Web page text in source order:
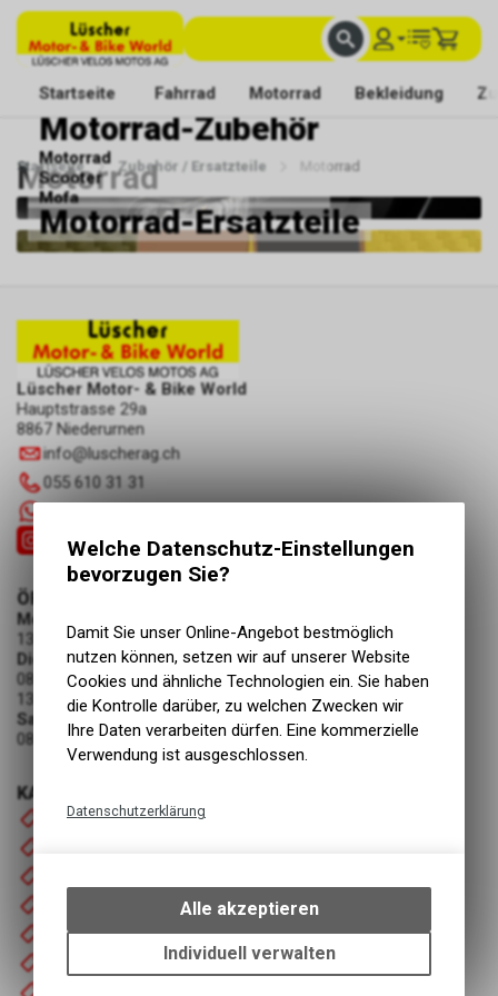
Startseite Fahrrad Motorrad Bekleidung
Startseite Zubehör / Ersatzteile Motorrad
Motorrad
Motorrad-Zubehör
Motorrad
Scooter
Mofa
Motorrad-Ersatzteile
Lüscher Motor- & Bike World
Hauptstrasse 29a
8867 Niederurnen
info@luscherag.ch
055 610 31 31
KATEGORIEN
Startseite
Zubehör / Ersatzteile
ÖFFNUNGSZEITEN
Montag
13:30 - 18:00 Uhr
Dienstag - Freitag
08:00 - 12:00 Uhr
13:30 - 18:00 Uhr
Samstag
08:00 - 12:00 Uhr
Welche Datenschutz-Einstellungen
bevorzugen Sie?
Damit Sie unser Online-Angebot bestmöglich
nutzen können, setzen wir auf unserer Website
Cookies und ähnliche Technologien ein. Sie haben
die Kontrolle darüber, zu welchen Zwecken wir
Ihre Daten verarbeiten dürfen. Eine kommerzielle
Verwendung ist ausgeschlossen.
Datenschutzerklärung
bestimmte Interaktionen und
Einstellungen auf Ihrem Gerät,
um die grundlegenden
Funktionen unseres Online-
Alle akzeptieren
Individuell verwalten